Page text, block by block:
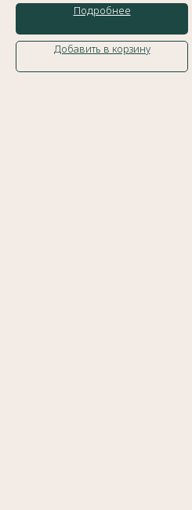
Подробнее
Добавить в корзину
Контакты